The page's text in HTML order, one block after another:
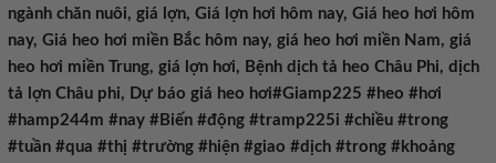
ngành chăn nuôi, giá lợn, Giá lợn hơi hôm nay, Giá heo hơi hôm
nay, Giá heo hơi miền Bắc hôm nay, giá heo hơi miền Nam, giá
heo hơi miền Trung, giá lợn hơi, Bệnh dịch tả heo Châu Phi, dịch
tả lợn Châu phi, Dự báo giá heo hơi#Giamp225 #heo #hơi
#hamp244m #nay #Biến #động #tramp225i #chiều #trong
#tuần #qua #thị #trường #hiện #giao #dịch #trong #khoảng